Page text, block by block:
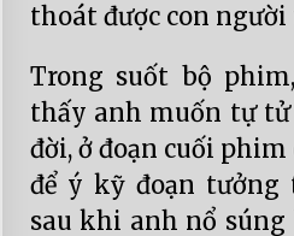
thoát được con người
Trong suốt bộ
thấy anh muốn tự tử
đời, ở đoạn cuối
để ý kỹ đoạn tưởng
sau khi anh nổ súng